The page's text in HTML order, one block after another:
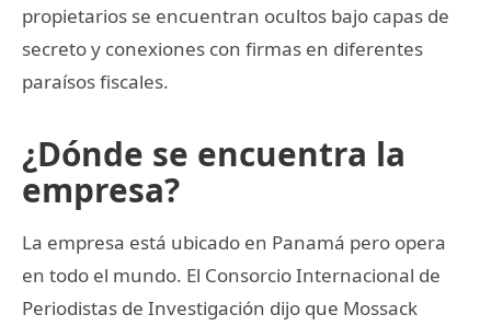
propietarios se encuentran ocultos bajo capas de
secreto y conexiones con firmas en diferentes
paraísos fiscales.
¿Dónde se encuentra la
empresa?
La empresa está ubicado en Panamá pero opera
en todo el mundo. El Consorcio Internacional de
Periodistas de Investigación dijo que Mossack